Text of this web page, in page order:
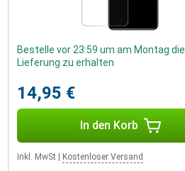
Bestelle vor 23:59 um am Montag die
Lieferung zu erhalten
14,95 €
In den Korb
Inkl. MwSt Kostenloser Versand